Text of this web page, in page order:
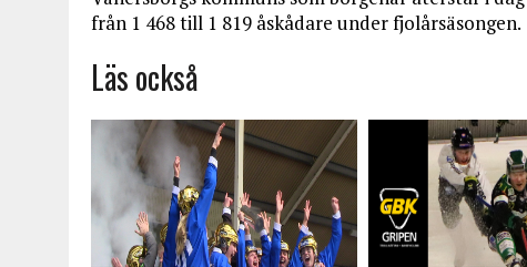
från 1 468 till 1 819 åskådare under fjolårsäsongen.
Läs också